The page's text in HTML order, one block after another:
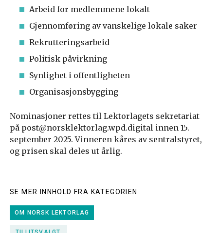
Arbeid for medlemmene lokalt
Gjennomføring av vanskelige lokale saker
Rekrutteringsarbeid
Politisk påvirkning
Synlighet i offentligheten
Organisasjonsbygging
Nominasjoner rettes til Lektorlagets sekretariat
på post@norsklektorlag.wpd.digital innen 15.
september 2025. Vinneren kåres av sentralstyret,
og prisen skal deles ut årlig.
SE MER INNHOLD FRA KATEGORIEN
OM NORSK LEKTORLAG